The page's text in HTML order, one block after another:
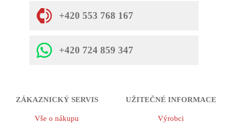
+420 553 768 167
+420 724 859 347
ZÁKAZNICKÝ SERVIS
Vše o nákupu
UŽITEČNÉ INFORMACE
Výrobci